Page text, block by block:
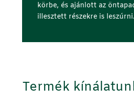
körbe, és ajánlott az
illesztett részekre is leszúrni.
Termék